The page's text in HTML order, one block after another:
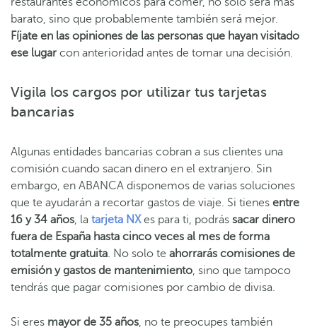
barato, sino que probablemente también será mejor.
Fíjate en las opiniones de las personas que hayan visitado
ese lugar con anterioridad antes de tomar una decisión.
Vigila los cargos por utilizar tus tarjetas
bancarias
Algunas entidades bancarias cobran a sus clientes una
comisión cuando sacan dinero en el extranjero. Sin
embargo, en ABANCA disponemos de varias soluciones
que te ayudarán a recortar gastos de viaje. Si tienes entre
16 y 34 años, la tarjeta NXes para ti, podrás sacar dinero
fuera de España hasta cinco veces al mes de forma
totalmente gratuita. No solo te ahorrarás comisiones de
emisión y gastos de mantenimiento, sino que tampoco
tendrás que pagar comisiones por cambio de divisa.
Si eres mayor de 35 años, no te preocupes también